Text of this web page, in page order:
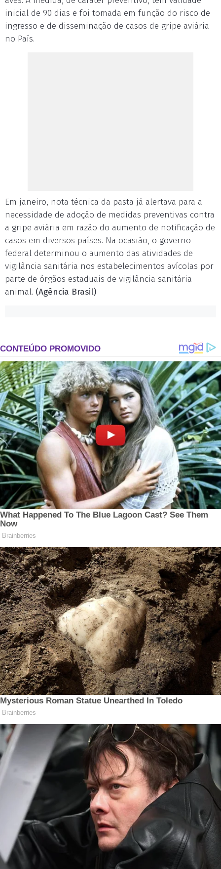
inicial de 90 dias e foi tomada em função do risco de
ingresso e de disseminação de casos de gripe aviária
no País.
Em janeiro, nota técnica da pasta já alertava para a
necessidade de adoção de medidas preventivas contra
a gripe aviária em razão do aumento de notificação de
casos em diversos países. Na ocasião, o governo
federal determinou o aumento das atividades de
vigilância sanitária nos estabelecimentos avícolas por
parte de órgãos estaduais de vigilância sanitária
animal. (Agência Brasil)